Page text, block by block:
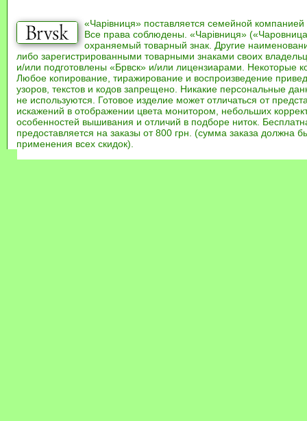
«Чарівниця» поставляется семейной компанией
Все права соблюдены. «Чарівниця»
охраняемый товарный знак. Другие
либо зарегистрированными товарными знаками своих
и/или подготовлены «Брвск» и/или лицензиарами. Некоторые
Любое копирование, тиражирование и воспроизведение
узоров, текстов и кодов запрещено. Никакие персональные
не используются. Готовое изделие может отличаться от
искажений в отображении цвета монитором, небольших
особенностей вышивания и отличий в подборе ниток.
предоставляется на заказы от 800 грн. (сумма заказа должна
применения всех скидок).